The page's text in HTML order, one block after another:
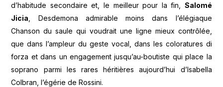
d’habitude secondaire et, le meilleur pour la fin, Salomé
Jicia , Desdemona admirable moins dans l’élégiaque
Chanson du saule qui voudrait une ligne mieux contrôlée,
que dans l’ampleur du geste vocal, dans les coloratures di
forza et dans un engagement jusqu’au-boutiste qui place la
soprano parmi les rares héritières aujourd’hui d’Isabella
Colbran, l’égérie de Rossini.